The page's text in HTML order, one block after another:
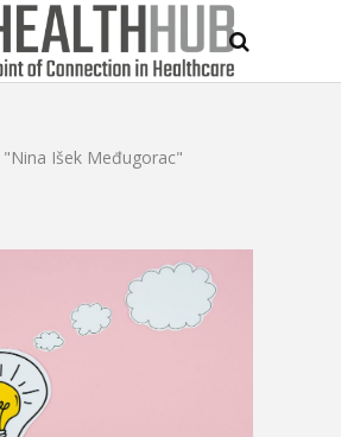
Išek Međugorac"